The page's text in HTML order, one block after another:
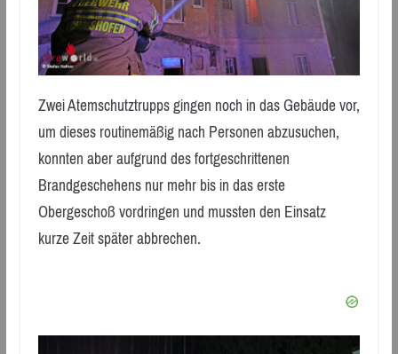
Zwei Atemschutztrupps gingen noch in das Gebäude vor,
um dieses routinemäßig nach Personen abzusuchen,
konnten aber aufgrund des fortgeschrittenen
Brandgeschehens nur mehr bis in das erste
Obergeschoß vordringen und mussten den Einsatz
kurze Zeit später abbrechen.